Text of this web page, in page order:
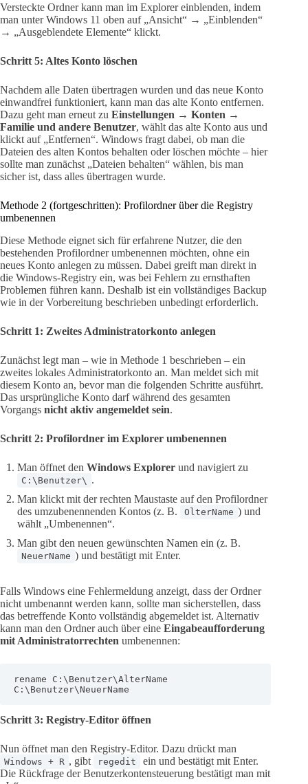
Versteckte Ordner kann man im Explorer einblenden, indem
man unter Windows 11 oben auf „Ansicht“ → „Einblenden“
→ „Ausgeblendete Elemente“ klickt.
Schritt 5: Altes Konto löschen
Nachdem alle Daten übertragen wurden und das neue Konto
einwandfrei funktioniert, kann man das alte Konto entfernen.
Dazu geht man erneut zu Einstellungen → Konten →
Familie und andere Benutzer, wählt das alte Konto aus und
klickt auf „Entfernen“. Windows fragt dabei, ob man die
Dateien des alten Kontos behalten oder löschen möchte – hier
sollte man zunächst „Dateien behalten“ wählen, bis man
sicher ist, dass alles übertragen wurde.
Methode 2 (fortgeschritten): Profilordner über die Registry
umbenennen
Diese Methode eignet sich für erfahrene Nutzer, die den
bestehenden Profilordner umbenennen möchten, ohne ein
neues Konto anlegen zu müssen. Dabei greift man direkt in
die Windows-Registry ein, was bei Fehlern zu ernsthaften
Problemen führen kann. Deshalb ist ein vollständiges Backup
wie in der Vorbereitung beschrieben unbedingt erforderlich.
Schritt 1: Zweites Administratorkonto anlegen
Zunächst legt man – wie in Methode 1 beschrieben – ein
zweites lokales Administratorkonto an. Man meldet sich mit
diesem Konto an, bevor man die folgenden Schritte ausführt.
Das ursprüngliche Konto darf während des gesamten
Vorgangs nicht aktiv angemeldet sein.
Schritt 2: Profilordner im Explorer umbenennen
Man öffnet den Windows Explorer und navigiert zu
C:\Benutzer\ .
Man klickt mit der rechten Maustaste auf den Profilordner
des umzubenennenden Kontos (z. B.
OlterName ) und
wählt „Umbenennen“.
Man gibt den neuen gewünschten Namen ein (z. B.
NeuerName ) und bestätigt mit Enter.
Falls Windows eine Fehlermeldung anzeigt, dass der Ordner
nicht umbenannt werden kann, sollte man sicherstellen, dass
das betreffende Konto vollständig abgemeldet ist. Alternativ
kann man den Ordner auch über eine Eingabeaufforderung
mit Administratorrechten umbenennen:
rename C:\Benutzer\AlterName
C:\Benutzer\NeuerName
Schritt 3: Registry-Editor öffnen
Nun öffnet man den Registry-Editor. Dazu drückt man
Windows + R , gibt regedit
ein und bestätigt mit Enter.
Die Rückfrage der Benutzerkontensteuerung bestätigt man mit